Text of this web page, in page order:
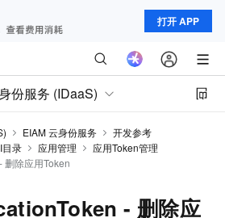
打开 APP
份服务 (IDaaS)
EIAM 云身份服务
开发参考
目录 应用管理
应用Token管理
删除应用Token
- 删除应